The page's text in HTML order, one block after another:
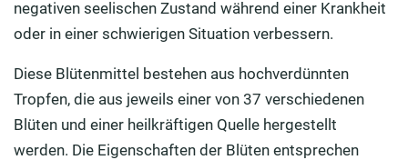
negativen seelischen Zustand während einer Krankheit
oder in einer schwierigen Situation verbessern.
Diese Blütenmittel bestehen aus hochverdünnten
Tropfen, die aus jeweils einer von 37 verschiedenen
Blüten und einer heilkräftigen Quelle hergestellt
werden. Die Eigenschaften der Blüten entsprechen